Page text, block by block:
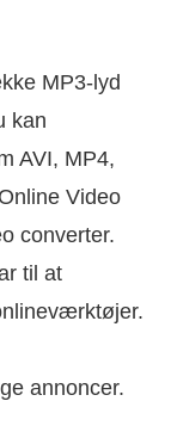
MP3-lyd
kan
AVI, MP4,
Video
converter.
til at
annoncer.